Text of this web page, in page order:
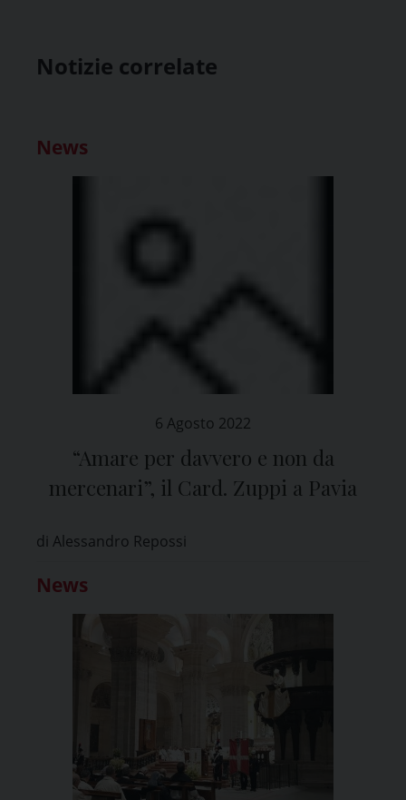
Notizie correlate
News
6 Agosto 2022
“Amare per davvero e non da
mercenari”, il Card. Zuppi a Pavia
di Alessandro Repossi
News